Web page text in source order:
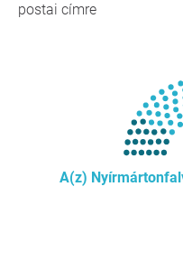
postai címre
A(z)